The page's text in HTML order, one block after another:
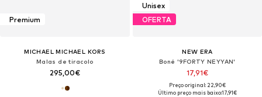
Premium
MICHAEL MICHAEL KORS
Malas de tiracolo
295,00€
Unisex
OFERTA
NEW ERA
Boné '9FORTY NEYYAN'
17,91€
Preço original: 22,90€
Último preço mais baixo:17,91€